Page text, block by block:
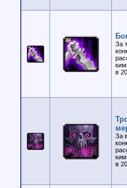
За
в
За
в